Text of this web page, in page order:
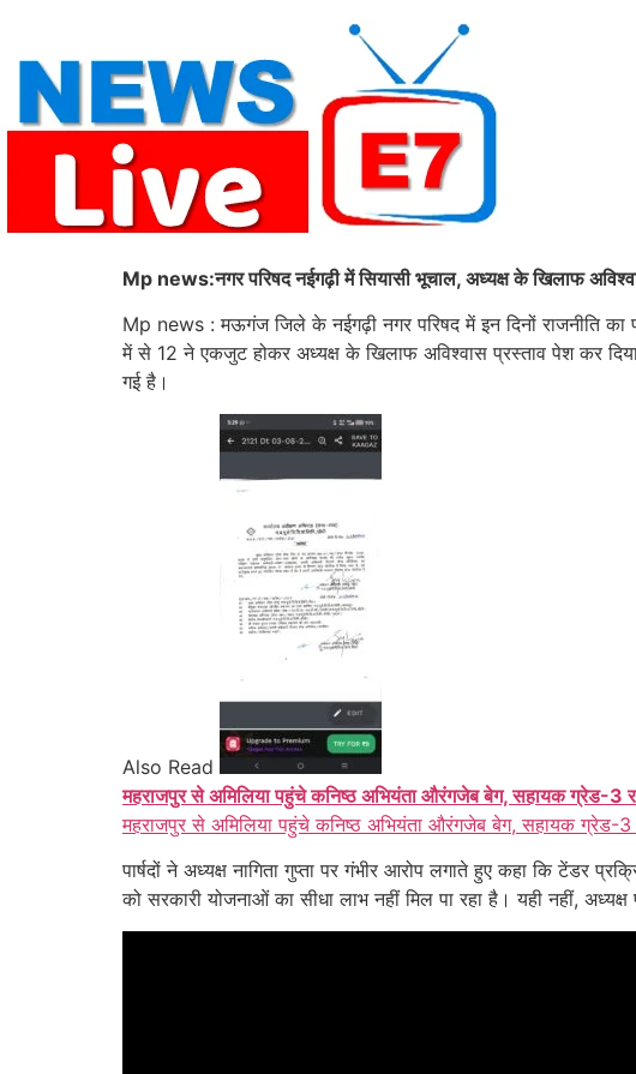
content
Mp news:नगर परिषद नईगढ़ी में सियासी भूचाल, अध्यक्ष के खिलाफ
Mp news : मऊगंज जिले के नईगढ़ी नगर परिषद में इन दिनों राजनीति का
में से 12 ने एकजुट होकर अध्यक्ष के खिलाफ अविश्वास प्रस्ताव पेश कर
गई है।
Also Read
महराजपुर से अमिलिया पहुंचे कनिष्ठ अभियंता औरंगजेब बेग, सहायक ग्रेड-3
महराजपुर से अमिलिया पहुंचे कनिष्ठ अभियंता औरंगजेब बेग, सहायक ग्रेड-3
पार्षदों ने अध्यक्ष नागिता गुप्ता पर गंभीर आरोप लगाते हुए कहा कि टेंडर
को सरकारी योजनाओं का सीधा लाभ नहीं मिल पा रहा है। यही नहीं,